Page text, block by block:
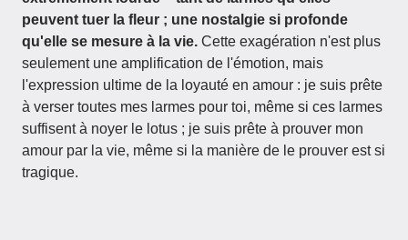
peuvent tuer la fleur ; une nostalgie si profonde
qu'elle se mesure à la vie. Cette exagération n'est plus
seulement une amplification de l'émotion, mais
l'expression ultime de la loyauté en amour : je suis prête
à verser toutes mes larmes pour toi, même si ces larmes
suffisent à noyer le lotus ; je suis prête à prouver mon
amour par la vie, même si la manière de le prouver est si
tragique.